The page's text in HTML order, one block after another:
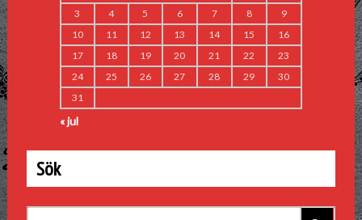
3
4 5 6 7 8
9
10
11 12 13 14 15
16
17
18 19 20 21 22
23
24
25 26 27 28 29
30
31
« jul
Sök